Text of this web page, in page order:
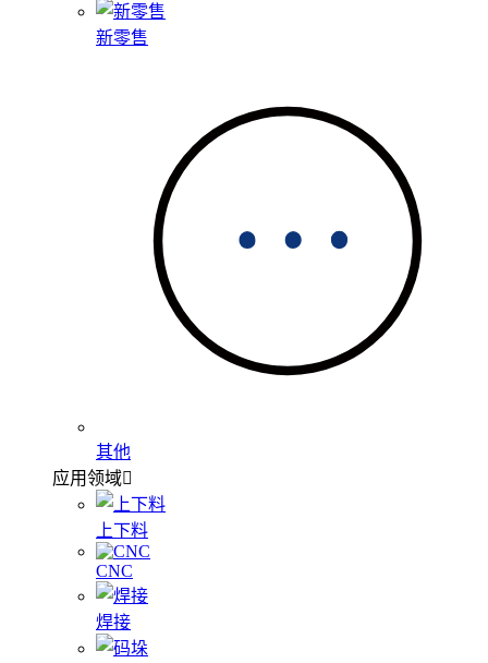
新零售
其他
应用领域
上下料
CNC
焊接